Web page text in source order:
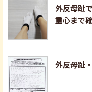
外反母趾
重心まで
外反母趾